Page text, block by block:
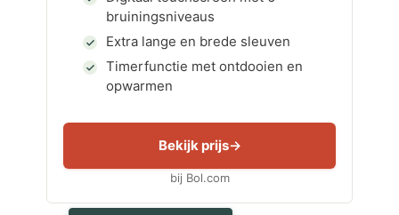
bruiningsniveaus
Extra lange en brede sleuven
Timerfunctie met ontdooien en
opwarmen
Bekijk prijs
bij Bol.com